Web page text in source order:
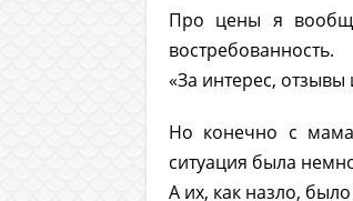
Про цены я
востребованность.
«За интерес, отзывы
Но конечно с
ситуация была
А их, как назло,